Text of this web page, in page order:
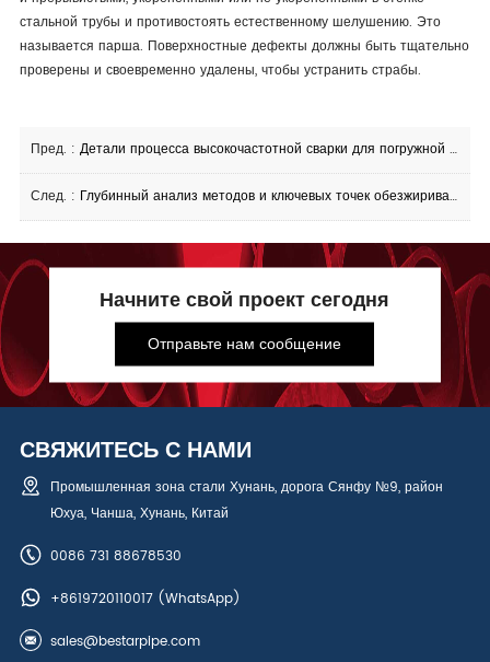
стальной трубы и противостоять естественному шелушению. Это
называется парша. Поверхностные дефекты должны быть тщательно
проверены и своевременно удалены, чтобы устранить страбы.
Пред. : Детали процесса высокочастотной сварки для погружной дуговой сварки стальных труб с прямым швом
След. : Глубинный анализ методов и ключевых точек обезжиривания труб из нержавеющей стали
Начните свой проект сегодня
Отправьте нам сообщение
СВЯЖИТЕСЬ С НАМИ
Промышленная зона стали Хунань, дорога Сянфу №9, район
Юхуа, Чанша, Хунань, Китай
0086 731 88678530
+8619720110017(WhatsApp)
sales@bestarpipe.com